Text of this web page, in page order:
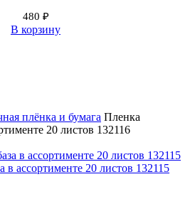
480 ₽
В корзину
плёнка и бумага Пленка
20 листов 132116
в ассортименте 20 листов 132115